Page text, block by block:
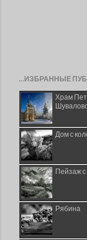
...ИЗБРАННЫЕ
Храм
Дом с
Пейзаж с
Рябина